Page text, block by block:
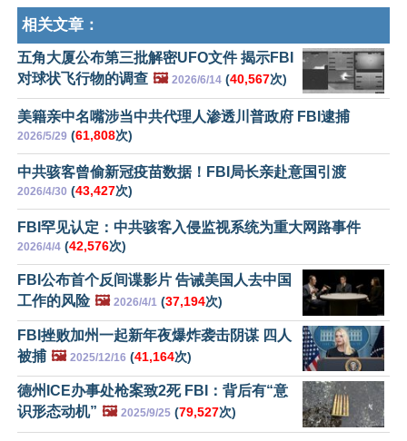
相关文章：
五角大厦公布第三批解密UFO文件 揭示FBI
对球状飞行物的调查 🖼️ 2026/6/14 (40,567次)
美籍亲中名嘴涉当中共代理人渗透川普政府 FBI逮捕
2026/5/29 (61,808次)
中共骇客曾偷新冠疫苗数据！FBI局长亲赴意国引渡
2026/4/30 (43,427次)
FBI罕见认定：中共骇客入侵监视系统为重大网路事件
2026/4/4 (42,576次)
FBI公布首个反间谍影片 告诫美国人去中国
工作的风险 🖼️ 2026/4/1 (37,194次)
FBI挫败加州一起新年夜爆炸袭击阴谋 四人
被捕 🖼️ 2025/12/16 (41,164次)
德州ICE办事处枪案致2死 FBI：背后有“意
识形态动机” 🖼️ 2025/9/25 (79,527次)